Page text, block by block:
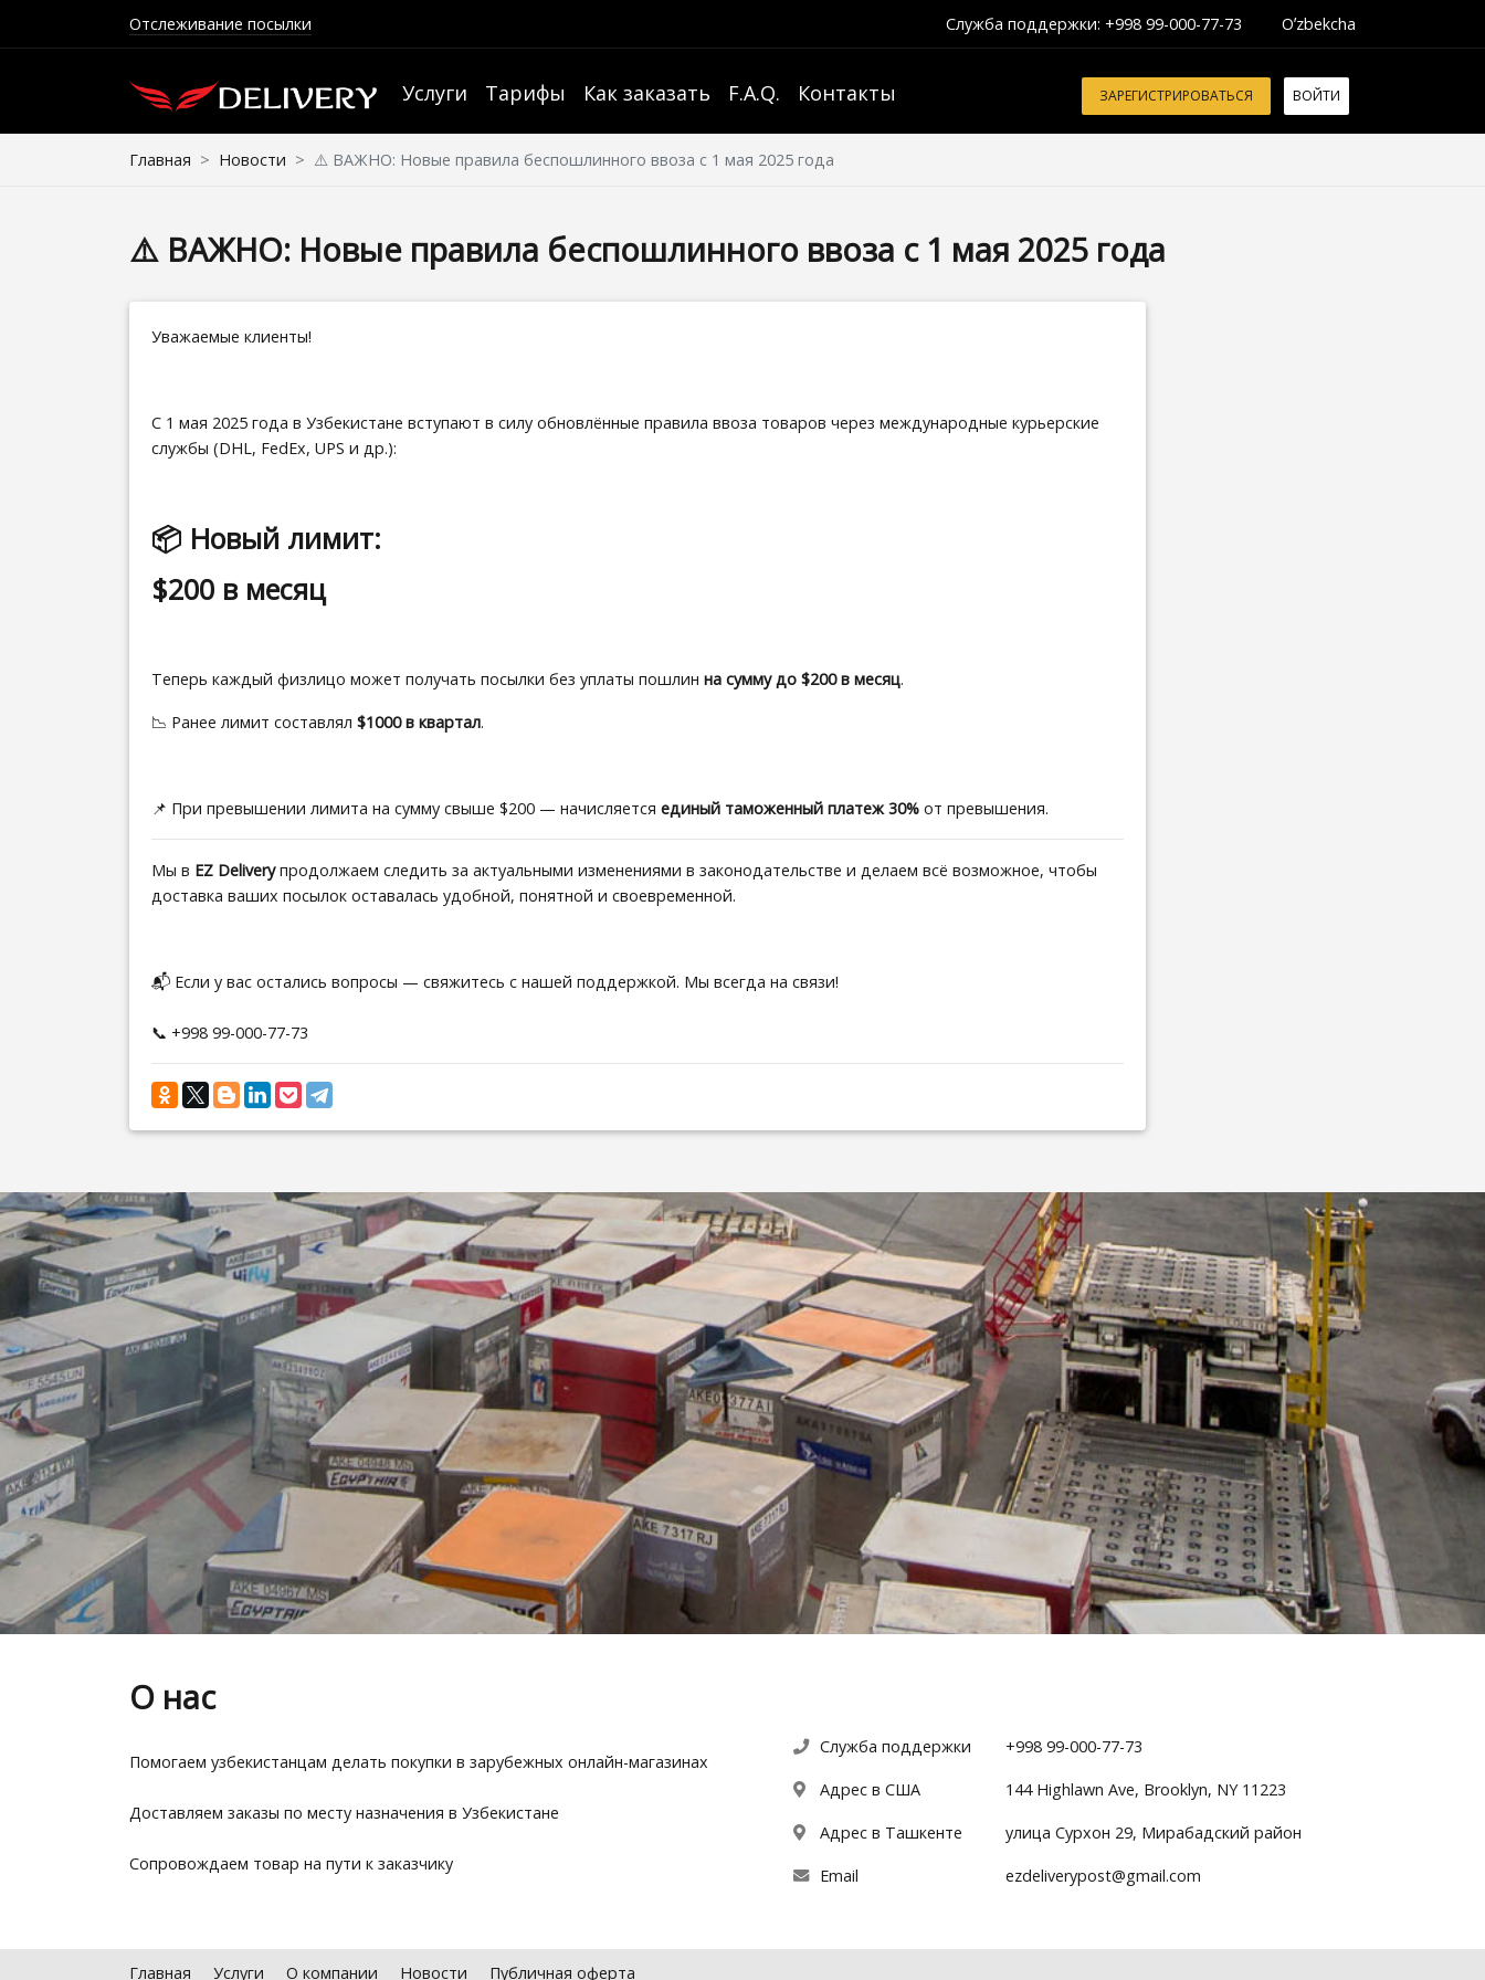
Отслеживание посылки Служба поддержки: +998 99-000-77-73 Oʼzbekcha
Услуги Тарифы Как заказать F.A.Q. Контакты ЗАРЕГИСТРИРОВАТЬСЯ ВОЙТИ
Главная Новости ⚠️ ВАЖНО: Новые правила беспошлинного ввоза с 1 мая 2025 года
⚠️ ВАЖНО: Новые правила беспошлинного ввоза с 1 мая 2025 года
Уважаемые клиенты!
С 1 мая 2025 года в Узбекистане вступают в силу обновлённые правила ввоза товаров через международные курьерские
службы (DHL, FedEx, UPS и др.):
📦 Новый лимит:
$200 в месяц
Теперь каждый физлицо может получать посылки без уплаты пошлин на сумму до $200 в месяц.
📉 Ранее лимит составлял $1000 в квартал.
📌 При превышении лимита на сумму свыше $200 — начисляется единый таможенный платеж 30% от превышения.
Мы в EZ Deliveryпродолжаем следить за актуальными изменениями в законодательстве и делаем всё возможное, чтобы
доставка ваших посылок оставалась удобной, понятной и своевременной.
📬 Если у вас остались вопросы — свяжитесь с нашей поддержкой. Мы всегда на связи!
📞 +998 99-000-77-73
О нас
Помогаем узбекистанцам делать покупки в зарубежных онлайн-магазинах
Доставляем заказы по месту назначения в Узбекистане
Сопровождаем товар на пути к заказчику
Служба поддержки +998 99-000-77-73
Адрес в США 144 Highlawn Ave, Brooklyn, NY 11223
Адрес в Ташкенте улица Сурхон 29, Мирабадский район
Email ezdeliverypost@gmail.com
Главная Услуги О компании Новости Публичная оферта